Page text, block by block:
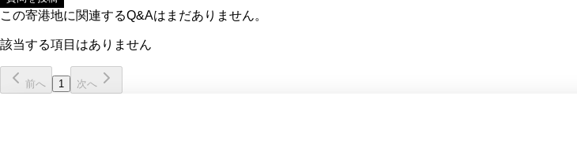
この寄港地に関連するQ&Aはまだありません。
該当する項目はありません
前へ 1 次へ